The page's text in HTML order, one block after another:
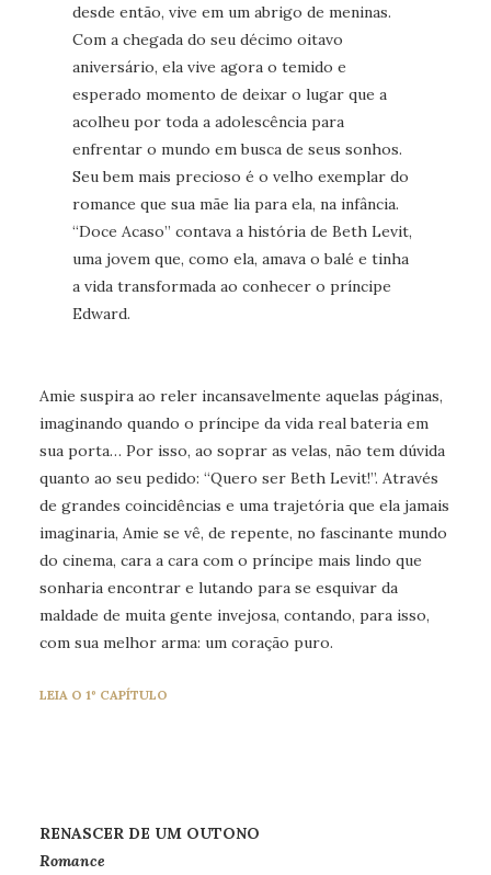
desde então, vive em um abrigo de meninas.
Com a chegada do seu décimo oitavo
aniversário, ela vive agora o temido e
esperado momento de deixar o lugar que a
acolheu por toda a adolescência para
enfrentar o mundo em busca de seus sonhos.
Seu bem mais precioso é o velho exemplar do
romance que sua mãe lia para ela, na infância.
“Doce Acaso” contava a história de Beth Levit,
uma jovem que, como ela, amava o balé e tinha
a vida transformada ao conhecer o príncipe
Edward.
Amie suspira ao reler incansavelmente aquelas páginas,
imaginando quando o príncipe da vida real bateria em
sua porta… Por isso, ao soprar as velas, não tem dúvida
quanto ao seu pedido: “Quero ser Beth Levit!”. Através
de grandes coincidências e uma trajetória que ela jamais
imaginaria, Amie se vê, de repente, no fascinante mundo
do cinema, cara a cara com o príncipe mais lindo que
sonharia encontrar e lutando para se esquivar da
maldade de muita gente invejosa, contando, para isso,
com sua melhor arma: um coração puro.
LEIA O 1º CAPÍTULO
RENASCER DE UM OUTONO
Romance